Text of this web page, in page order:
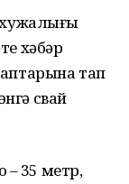
хәбәр
тап
свай
– 35 метр,